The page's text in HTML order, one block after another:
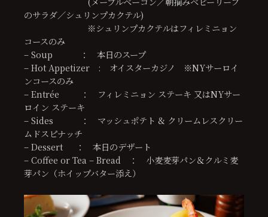
のサラダ／シュリンプカクテル)
※シュリンプカクテルはフィレミニョン
コースのみ
– Soup ： 本日のスープ
– Hot Appetizer : オイスターカジノ ※NYサーロイ
ンコースのみ
– Entrée ： フィレミニョン ステーキ 又はNYサー
ロイン ステーキ
– Sides ： マッシュポテト & クリームレスクリー
ムドスピナッチ
– Dessert ： 本日のデザート
– Coffee or Tea – Bread ： 小麦麦芽パン＆クルミ麦
芽パン（ホイップバター添え）